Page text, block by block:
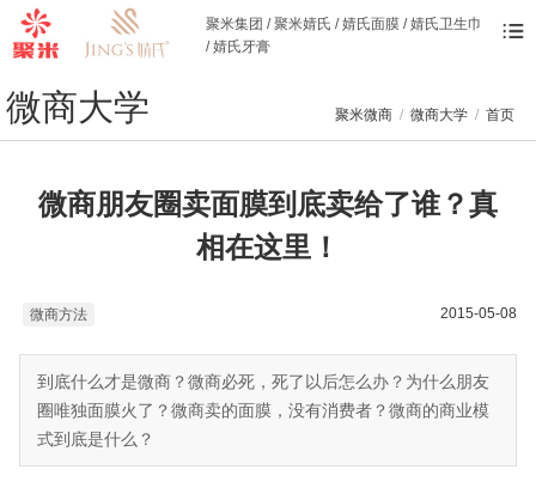
聚米集团 / 聚米婧氏 / 婧氏面膜 / 婧氏卫生巾
/ 婧氏牙膏
聚米微商 / 微商大学 / 首页
微商大学
微商朋友圈卖面膜到底卖给了谁？真
相在这里！
微商方法 2015-05-08
到底什么才是微商？微商必死，死了以后怎么办？为什么朋友
圈唯独面膜火了？微商卖的面膜，没有消费者？微商的商业模
式到底是什么？